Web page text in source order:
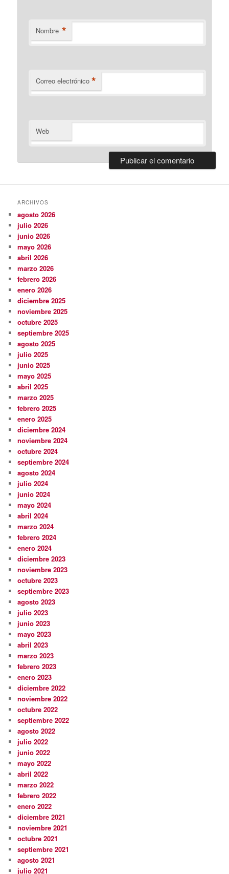
Nombre *
Correo electrónico *
Web
ARCHIVOS
agosto 2026
julio 2026
junio 2026
mayo 2026
abril 2026
marzo 2026
febrero 2026
enero 2026
diciembre 2025
noviembre 2025
octubre 2025
septiembre 2025
agosto 2025
julio 2025
junio 2025
mayo 2025
abril 2025
marzo 2025
febrero 2025
enero 2025
diciembre 2024
noviembre 2024
octubre 2024
septiembre 2024
agosto 2024
julio 2024
junio 2024
mayo 2024
abril 2024
marzo 2024
febrero 2024
enero 2024
diciembre 2023
noviembre 2023
octubre 2023
septiembre 2023
agosto 2023
julio 2023
junio 2023
mayo 2023
abril 2023
marzo 2023
febrero 2023
enero 2023
diciembre 2022
noviembre 2022
octubre 2022
septiembre 2022
agosto 2022
julio 2022
junio 2022
mayo 2022
abril 2022
marzo 2022
febrero 2022
enero 2022
diciembre 2021
noviembre 2021
octubre 2021
septiembre 2021
agosto 2021
julio 2021